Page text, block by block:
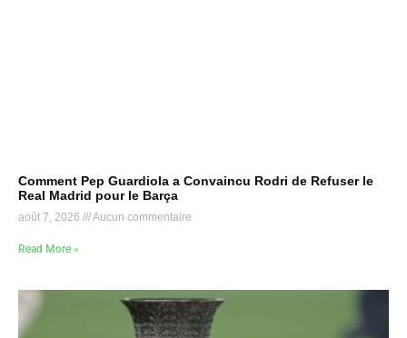
Comment Pep Guardiola a Convaincu Rodri de Refuser le
Real Madrid pour le Barça
août 7, 2026 Aucun commentaire
Read More »